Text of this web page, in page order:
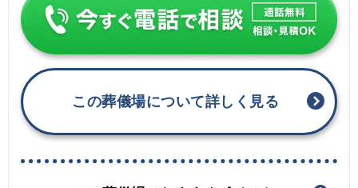
この葬儀場について詳しく見る